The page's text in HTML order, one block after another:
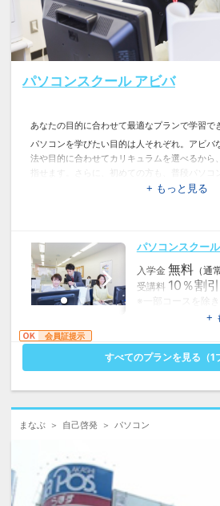
パソコンスクール アビバ
あなたの目的に合わせて最適なプランで学習で
パソコンを学びたい目的は人それぞれ。アビバ
法や目的に合わせてカリキュラムを選べるから
指せます。さらに、初めての方も、普段パソコ
のペースで学べるので、まわりのペースを気に
+ もっと見る
パソコンスクー
入学金 無料（通
受講料 10％割引
※一部コースを除き
※他割引との併用+
会員証提示
すべてのプランを見る（1
まなぶ 自己啓発 パソコン